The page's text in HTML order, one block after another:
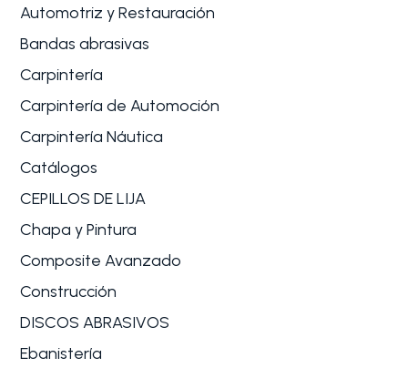
Automotriz y Restauración
Bandas abrasivas
Carpintería
Carpintería de Automoción
Carpintería Náutica
Catálogos
CEPILLOS DE LIJA
Chapa y Pintura
Composite Avanzado
Construcción
DISCOS ABRASIVOS
Ebanistería